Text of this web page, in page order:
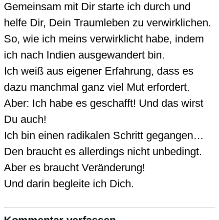
Gemeinsam mit Dir starte ich durch und
helfe Dir, Dein Traumleben zu verwirklichen.
So, wie ich meins verwirklicht habe, indem
ich nach Indien ausgewandert bin.
Ich weiß aus eigener Erfahrung, dass es
dazu manchmal ganz viel Mut erfordert.
Aber: Ich habe es geschafft! Und das wirst
Du auch!
Ich bin einen radikalen Schritt gegangen…
Den braucht es allerdings nicht unbedingt.
Aber es braucht Veränderung!
Und darin begleite ich Dich.